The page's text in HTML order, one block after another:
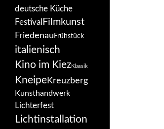
deutsche Küche
Festival Filmkunst
Friedenau Frühstück
italienisch
Kino im KiezKlassik
KneipeKreuzberg
Kunsthandwerk
Lichterfest
Lichtinstallation